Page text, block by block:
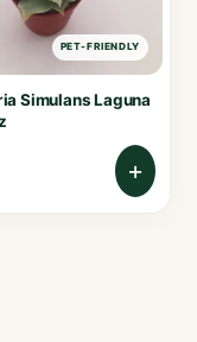
PET-FRIENDLY
Simulans Laguna
+